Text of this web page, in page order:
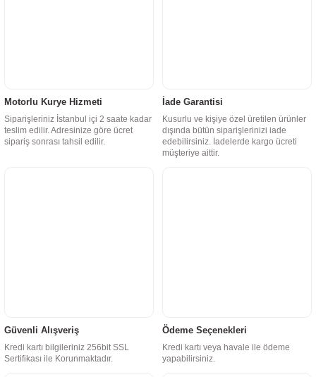
Motorlu Kurye Hizmeti
Siparişleriniz İstanbul içi 2 saate kadar
teslim edilir. Adresinize göre ücret
sipariş sonrası tahsil edilir.
İade Garantisi
Kusurlu ve kişiye özel üretilen ürünler
dışında bütün siparişlerinizi iade
edebilirsiniz. İadelerde kargo ücreti
müşteriye aittir.
Güvenli Alışveriş
Kredi kartı bilgileriniz 256bit SSL
Sertifikası ile Korunmaktadır.
Ödeme Seçenekleri
Kredi kartı veya havale ile ödeme
yapabilirsiniz.